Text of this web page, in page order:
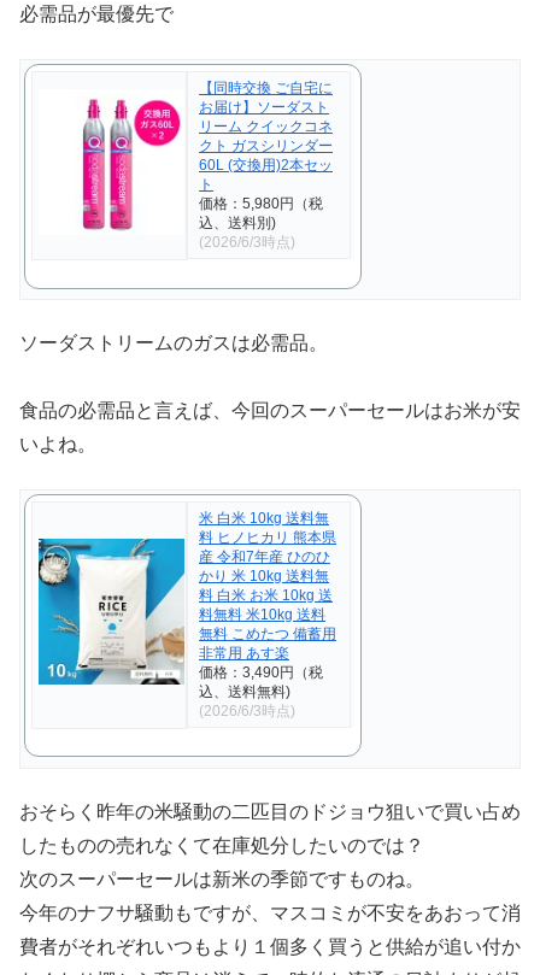
必需品が最優先で
【同時交換 ご自宅に
お届け】ソーダスト
リーム クイックコネ
クト ガスシリンダー
60L (交換用)2本セッ
ト
価格：5,980円（税
込、送料別)
(2026/6/3時点)
ソーダストリームのガスは必需品。
食品の必需品と言えば、今回のスーパーセールはお米が安
いよね。
米 白米 10kg 送料無
料 ヒノヒカリ 熊本県
産 令和7年産 ひのひ
かり 米 10kg 送料無
料 白米 お米 10kg 送
料無料 米10kg 送料
無料 こめたつ 備蓄用
非常用 あす楽
価格：3,490円（税
込、送料無料)
(2026/6/3時点)
おそらく昨年の米騒動の二匹目のドジョウ狙いで買い占め
したものの売れなくて在庫処分したいのでは？
次のスーパーセールは新米の季節ですものね。
今年のナフサ騒動もですが、マスコミが不安をあおって消
費者がそれぞれいつもより１個多く買うと供給が追い付か